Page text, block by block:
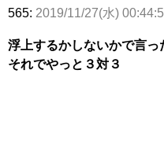
565: 2019/11/27(水)
浮上するかしないかで言っ
それでやっと３対３